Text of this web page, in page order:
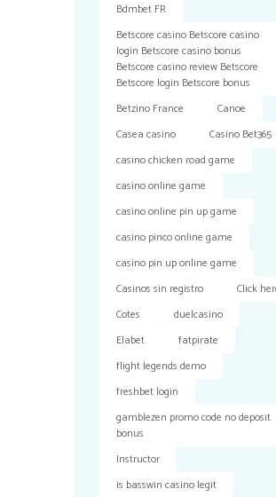
Bdmbet FR
Betscore casino Betscore casino
login Betscore casino bonus
Betscore casino review Betscore
Betscore login Betscore bonus
Betzino France
Canoe
Casea casino
Casino Bet365
casino chicken road game
casino online game
casino online pin up game
casino pinco online game
casino pin up online game
Casinos sin registro
Click
Cotes
duelcasino
Elabet
fatpirate
flight legends demo
freshbet login
gamblezen promo code no deposit
bonus
Instructor
is basswin casino legit